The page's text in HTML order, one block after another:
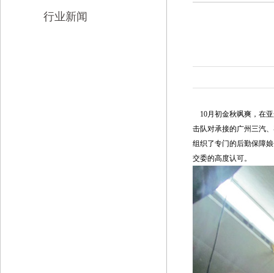
行业新闻
10月初金秋飒爽，在
击队对承接的广州三汽
组织了专门的后勤保障
交委的高度认可。